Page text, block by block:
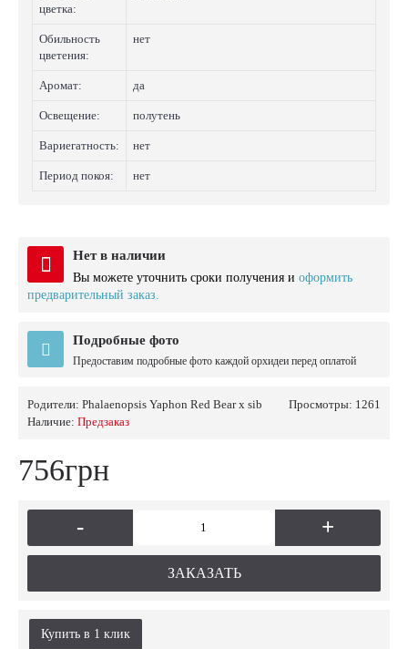
цветка:
Обильность
цветения:
нет
Аромат: да
Освещение: полутень
Вариегатность: нет
Период покоя: нет
Нет в наличии
Вы можете уточнить сроки получения и оформить
предварительный заказ.
Подробные фото
Предоставим подробные фото каждой орхидеи перед оплатой
Просмотры: 1261
Родители: Phalaenopsis Yaphon Red Bear x sib
Наличие: Предзаказ
756грн
- +
ЗАКАЗАТЬ
Купить в 1 клик